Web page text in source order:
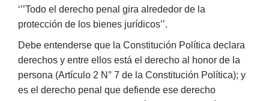
‘’’Todo el derecho penal gira alrededor de la
protección de los bienes jurídicos’’.
Debe entenderse que la Constitución Política declara
derechos y entre ellos está el derecho al honor de la
persona (Artículo 2 N° 7 de la Constitución Política); y
es el derecho penal que defiende ese derecho